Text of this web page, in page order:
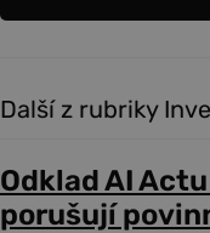
Další z rubriky
Odklad AI
porušují